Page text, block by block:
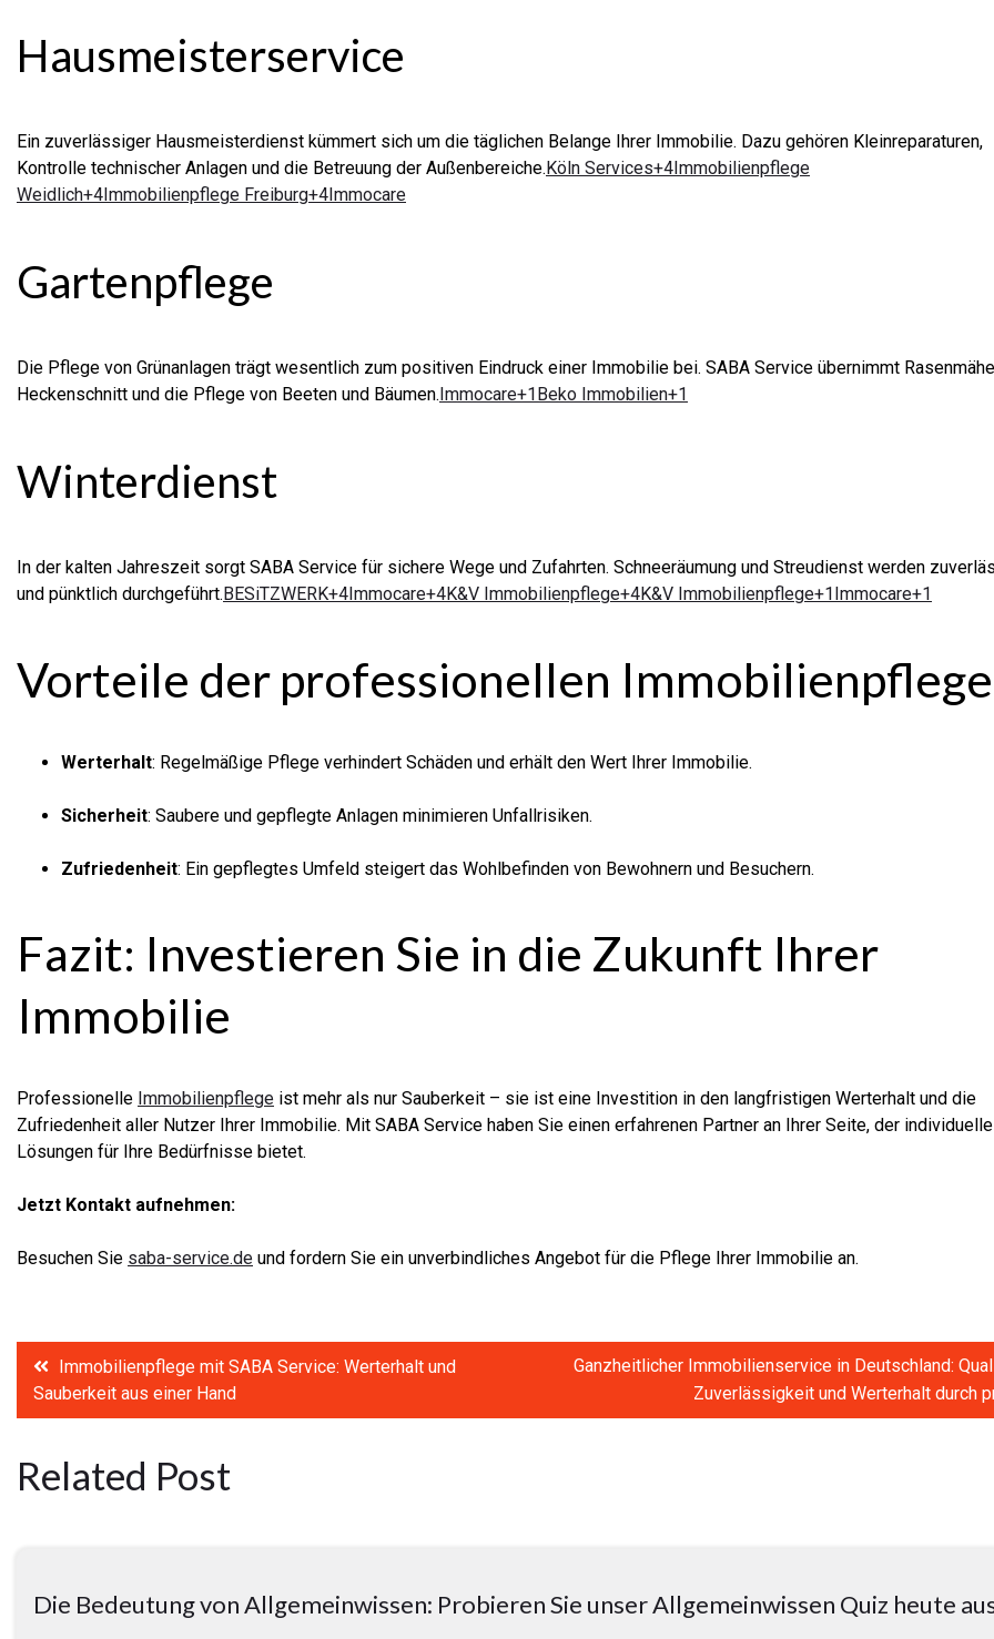
Hausmeisterservice
Ein zuverlässiger Hausmeisterdienst kümmert sich um die täglichen Belange Ihrer Immobilie. Dazu gehören Kleinreparaturen,
Kontrolle technischer Anlagen und die Betreuung der Außenbereiche.Köln Services+4Immobilienpflege
Weidlich+4Immobilienpflege Freiburg+4Immocare
Gartenpflege
Die Pflege von Grünanlagen trägt wesentlich zum positiven Eindruck einer Immobilie bei. SABA Service übernimmt
Heckenschnitt und die Pflege von Beeten und Bäumen.Immocare+1Beko Immobilien+1
Winterdienst
In der kalten Jahreszeit sorgt SABA Service für sichere Wege und Zufahrten. Schneeräumung und Streudienst werden
und pünktlich durchgeführt.BESiTZWERK+4Immocare+4K&V Immobilienpflege+4K&V Immobilienpflege+1Immocare+1
Vorteile der professionellen Immobilienpflege
Werterhalt: Regelmäßige Pflege verhindert Schäden und erhält den Wert Ihrer Immobilie.
Sicherheit: Saubere und gepflegte Anlagen minimieren Unfallrisiken.
Zufriedenheit: Ein gepflegtes Umfeld steigert das Wohlbefinden von Bewohnern und Besuchern.
Fazit: Investieren Sie in die Zukunft Ihrer
Immobilie
Professionelle Immobilienpflege ist mehr als nur Sauberkeit – sie ist eine Investition in den langfristigen Werterhalt und die
Zufriedenheit aller Nutzer Ihrer Immobilie. Mit SABA Service haben Sie einen erfahrenen Partner an Ihrer Seite, der individuelle
Lösungen für Ihre Bedürfnisse bietet.
Jetzt Kontakt aufnehmen:
Besuchen Sie saba-service.de und fordern Sie ein unverbindliches Angebot für die Pflege Ihrer Immobilie an.
Post
navigation
Immobilienpflege mit SABA Service: Werterhalt und
Sauberkeit aus einer Hand
Ganzheitlicher Immobilienservice in Deutschland:
Zuverlässigkeit und Werterhalt durch
Related Post
Die Bedeutung von Allgemeinwissen: Probieren Sie unser Allgemeinwissen Quiz heute